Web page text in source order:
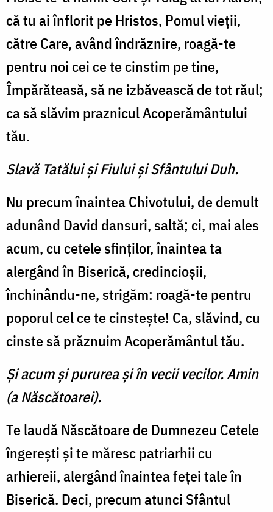
că tu ai înflorit pe Hristos, Pomul vieţii,
către Care, având îndrăznire, roagă-te
pentru noi cei ce te cinstim pe tine,
Împărăteasă, să ne izbă­vească de tot răul;
ca să slăvim praznicul Acoperământului
tău.
Slavă Tatălui şi Fiului şi Sfântului Duh.
Nu precum înaintea Chivotu­lui, de demult
adunând David dansuri, saltă; ci, mai ales
acum, cu cetele sfinţilor, înain­tea ta
alergând în Biserică, credincioşii,
închinându-ne, stri­găm: roagă-te pentru
poporul cel ce te cinsteşte! Ca, slăvind, cu
cinste să prăznuim Acope­rământul tău.
Şi acum şi pururea şi în vecii vecilor. Amin
(a Născătoarei).
Te laudă Născătoare de Dum­nezeu Cetele
îngereşti şi te mă­resc patriarhii cu
arhiereii, aler­gând înaintea feţei tale în
Bise­rică. Deci, precum atunci Sfân­tul